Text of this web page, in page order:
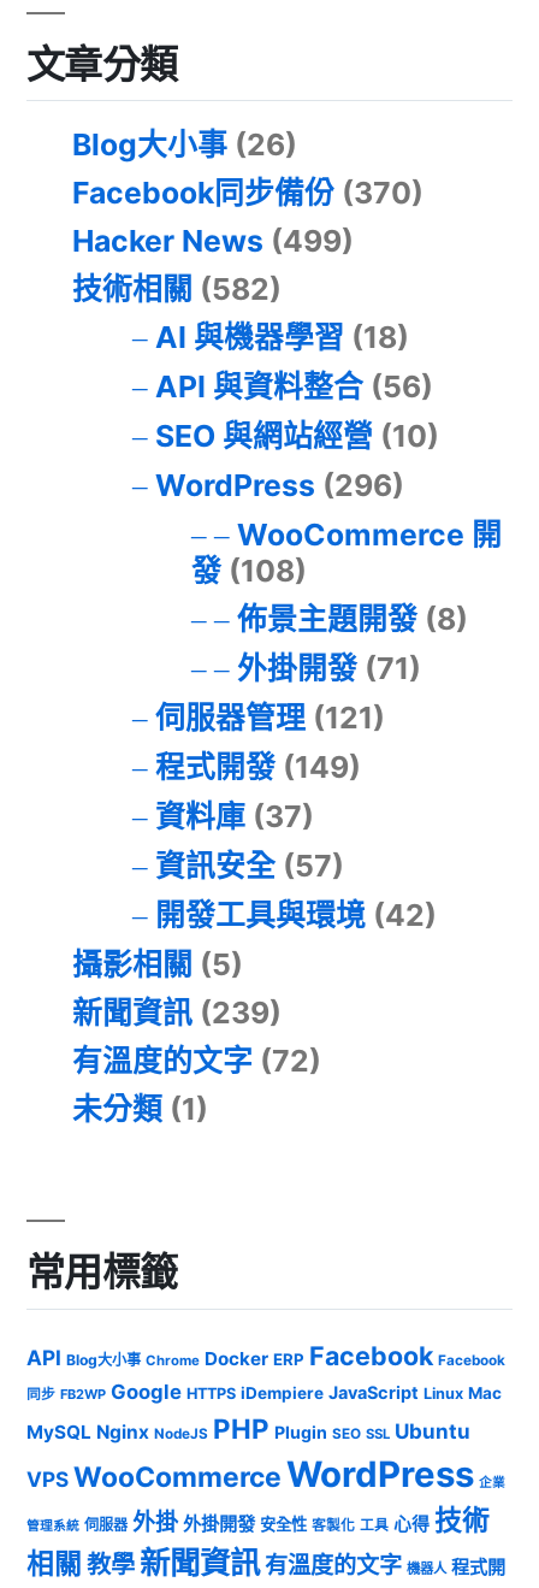
文章分類
Blog大小事 (26)
Facebook同步備份 (370)
Hacker News (499)
技術相關 (582)
AI 與機器學習 (18)
API 與資料整合(56)
SEO 與網站經營 (10)
WordPress (296)
WooCommerce 開
發(108)
佈景主題開發(8)
外掛開發(71)
伺服器管理(121)
程式開發(149)
資料庫(37)
資訊安全(57)
開發工具與環境(42)
攝影相關 (5)
新聞資訊 (239)
有溫度的文字 (72)
未分類 (1)
常用標籤
API Blog大小事 Chrome Docker ERP Facebook Facebook
同步 FB2WP Google HTTPS iDempiere JavaScript Linux Mac
MySQL Nginx NodeJS PHP Plugin SEO SSL Ubuntu
VPSWooCommerceWordPress 企業
管理系統 伺服器 外掛 外掛開發 安全性 客製化 工具 心得 技術
相關 教學 新聞資訊有溫度的文字 機器人 程式開